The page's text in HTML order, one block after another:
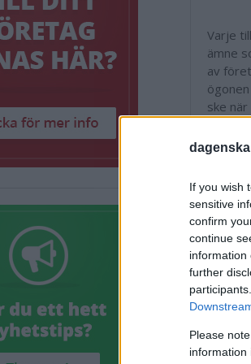
If you wish
sensitive
confirm
continue
information
further
Please
information
Varje
ämne
av
ske
14
21
11